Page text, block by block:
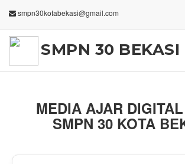
smpn30kotabekasi@gmail.com
SMPN 30 BEKASI
MEDIA AJAR
SMPN 30 KOTA